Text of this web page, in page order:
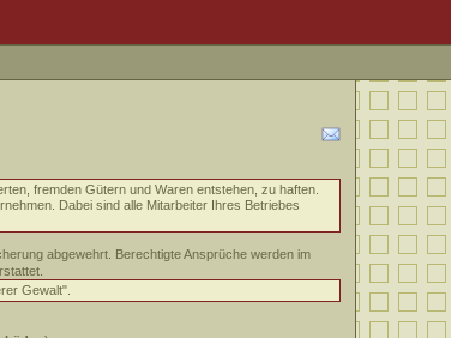
fremden Gütern und Waren entstehen, zu haften.
Dabei sind alle Mitarbeiter Ihres Betriebes
abgewehrt. Berechtigte Ansprüche werden im
Gewalt".